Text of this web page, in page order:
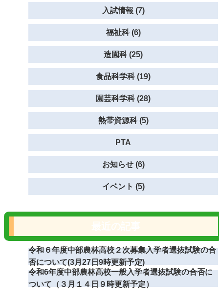
入試情報 (7)
福祉科 (6)
造園科 (25)
食品科学科 (19)
園芸科学科 (28)
熱帯資源科 (5)
PTA
お知らせ (6)
イベント (5)
令和６年度中部農林高校２次募集入学者選抜試験の合
否について(3月27日9時更新予定)
令和6年度中部農林高校一般入学者選抜試験の合否に
ついて（３月１４日９時更新予定）